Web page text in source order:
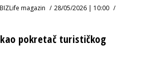
BIZLife magazin
28/05/2026 | 10:00
pokretač turističkog